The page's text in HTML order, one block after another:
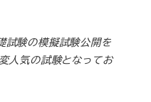
試験の模擬試験公開を
人気の試験となってお